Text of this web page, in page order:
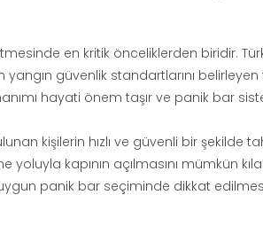
en kritik önceliklerden biridir.
yangın güvenlik standartlarını
hayati önem taşır ve panik bar
kişilerin hızlı ve güvenli bir şekilde
kapının açılmasını mümkün
panik bar seçiminde dikkat